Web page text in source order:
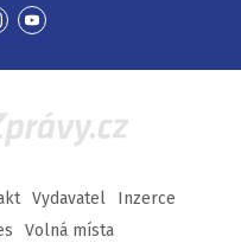
Přejít
YouTube
Vydavatel
Inzerce
Volná místa